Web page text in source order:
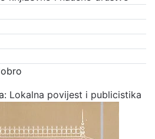
Lokalna povijest i publicistika